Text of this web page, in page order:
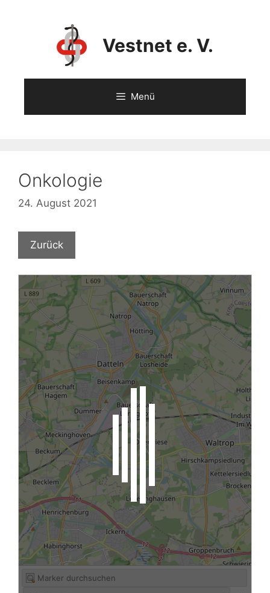
Vestnet e. V.
Menü
Onkologie
24. August 2021
Zurück